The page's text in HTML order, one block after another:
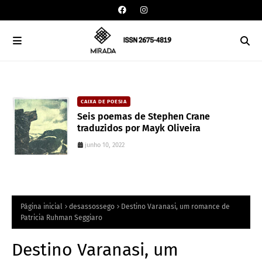
CAIXA DE POESIA
Seis poemas de Stephen Crane
traduzidos por Mayk Oliveira
junho 10, 2022
Página inicial desassossego
Destino Varanasi, um romance de
Patricia Ruhman Seggiaro
Destino Varanasi, um